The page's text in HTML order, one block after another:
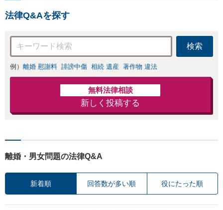
法律Q&Aを探す
検索
例） 離婚 慰謝料 誹謗中傷 相続 遺産 著作物 違法
無料法律相談
新しく投稿する
離婚・男女問題の法律Q&A
新着順 回答数が多い順 役にたった順